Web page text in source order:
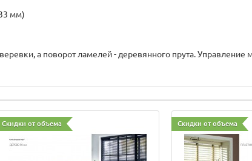
мм)
а поворот ламелей - деревянного прута. Управление
Скидки от объема Скидки от объема